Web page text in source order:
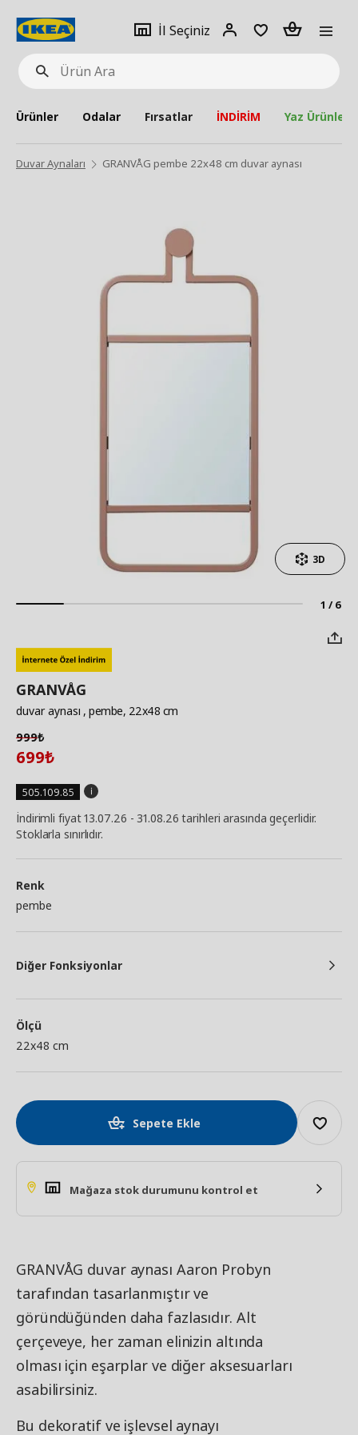
Ürün
Ara
İl Seçiniz
Giriş
Adet
Ürünler Odalar Fırsatlar İNDİRİM Yaz Ürünleri
Duvar Aynaları GRANVÅG pembe 22x48 cm duvar aynası
1 / 6
3D
GRANVÅG
duvar aynası , pembe, 22x48 cm
999₺
699₺
505.109.85
İndirimli fiyat 13.07.26 - 31.08.26 tarihleri arasında geçerlidir.
Stoklarla sınırlıdır.
Renk
pembe
Diğer Fonksiyonlar
Ölçü
22x48 cm
Sepete Ekle
Mağaza stok durumunu kontrol et
GRANVÅG duvar aynası Aaron Probyn
tarafından tasarlanmıştır ve
göründüğünden daha fazlasıdır. Alt
çerçeveye, her zaman elinizin altında
olması için eşarplar ve diğer aksesuarları
asabilirsiniz.
Bu dekoratif ve işlevsel aynayı